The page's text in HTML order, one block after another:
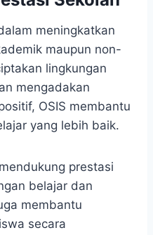
meningkatkan
maupun non-
lingkungan
mengadakan
OSIS membantu
yang lebih baik.
prestasi
belajar dan
membantu
secara